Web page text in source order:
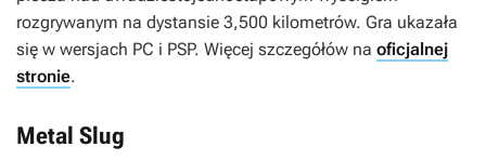
rozgrywanym na dystansie 3,500 kilometrów. Gra ukazała
się w wersjach PC i PSP. Więcej szczegółów na oficjalnej
stronie.
Metal Slug